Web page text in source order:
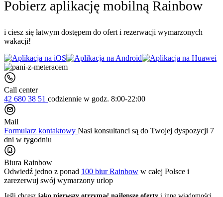
Pobierz aplikację mobilną Rainbow
i ciesz się łatwym dostępem do ofert i rezerwacji wymarzonych
wakacji!
Call center
42 680 38 51 codziennie w godz. 8:00-22:00
Mail
Formularz kontaktowy Nasi konsultanci są do Twojej dyspozycji 7
dni w tygodniu
Biura Rainbow
Odwiedź jedno z ponad 100 biur Rainbow w całej Polsce i
zarezerwuj swój wymarzony urlop